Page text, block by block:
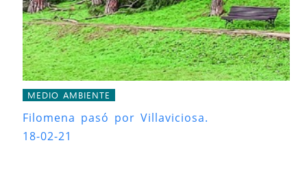
MEDIO AMBIENTE
Filomena pasó por Villaviciosa.
18-02-21